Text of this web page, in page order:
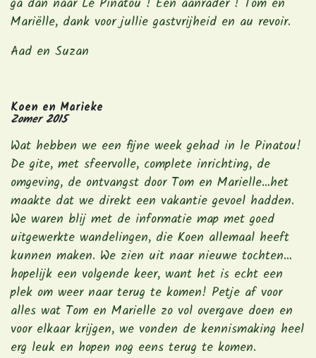
Mariëlle, dank voor jullie gastvrijheid en au revoir.
Aad en Suzan
Koen en Marieke
Zomer 2015
Wat hebben we een fijne week gehad in le Pinatou!
De gite, met sfeervolle, complete inrichting, de
omgeving, de ontvangst door Tom en Marielle…het
maakte dat we direkt een vakantie gevoel hadden.
We waren blij met de informatie map met goed
uitgewerkte wandelingen, die Koen allemaal heeft
kunnen maken. We zien uit naar nieuwe tochten…
hopelijk een volgende keer, want het is echt een
plek om weer naar terug te komen! Petje af voor
alles wat Tom en Marielle zo vol overgave doen en
voor elkaar krijgen, we vonden de kennismaking heel
erg leuk en hopen nog eens terug te komen.